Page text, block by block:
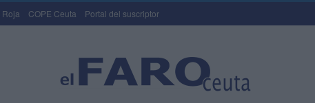
Roja COPE Ceuta Portal del suscriptor